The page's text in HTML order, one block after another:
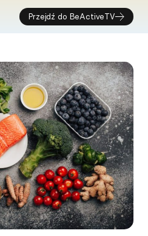
Przejdź do BeActiveTV